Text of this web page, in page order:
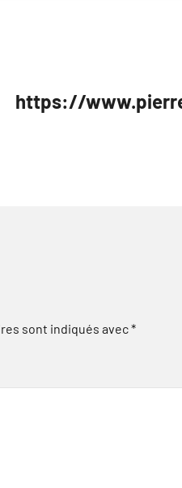
https://
sont indiqués avec*